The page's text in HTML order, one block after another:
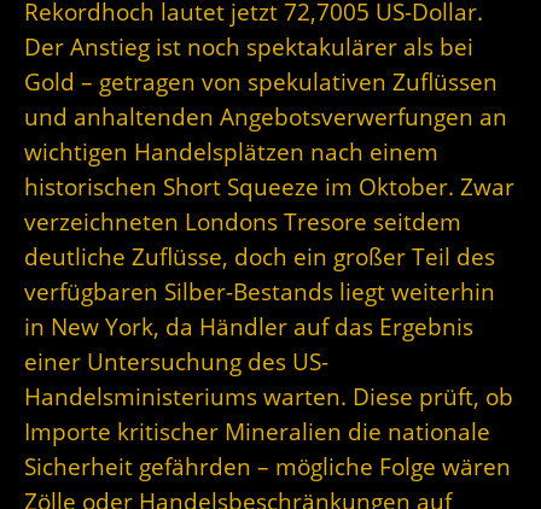
Rekordhoch lautet jetzt 72,7005 US-Dollar.
Der Anstieg ist noch spektakulärer als bei
Gold – getragen von spekulativen Zuflüssen
und anhaltenden Angebotsverwerfungen an
wichtigen Handelsplätzen nach einem
historischen Short Squeeze im Oktober. Zwar
verzeichneten Londons Tresore seitdem
deutliche Zuflüsse, doch ein großer Teil des
verfügbaren Silber-Bestands liegt weiterhin
in New York, da Händler auf das Ergebnis
einer Untersuchung des US-
Handelsministeriums warten. Diese prüft, ob
Importe kritischer Mineralien die nationale
Sicherheit gefährden – mögliche Folge wären
Zölle oder Handelsbeschränkungen auf